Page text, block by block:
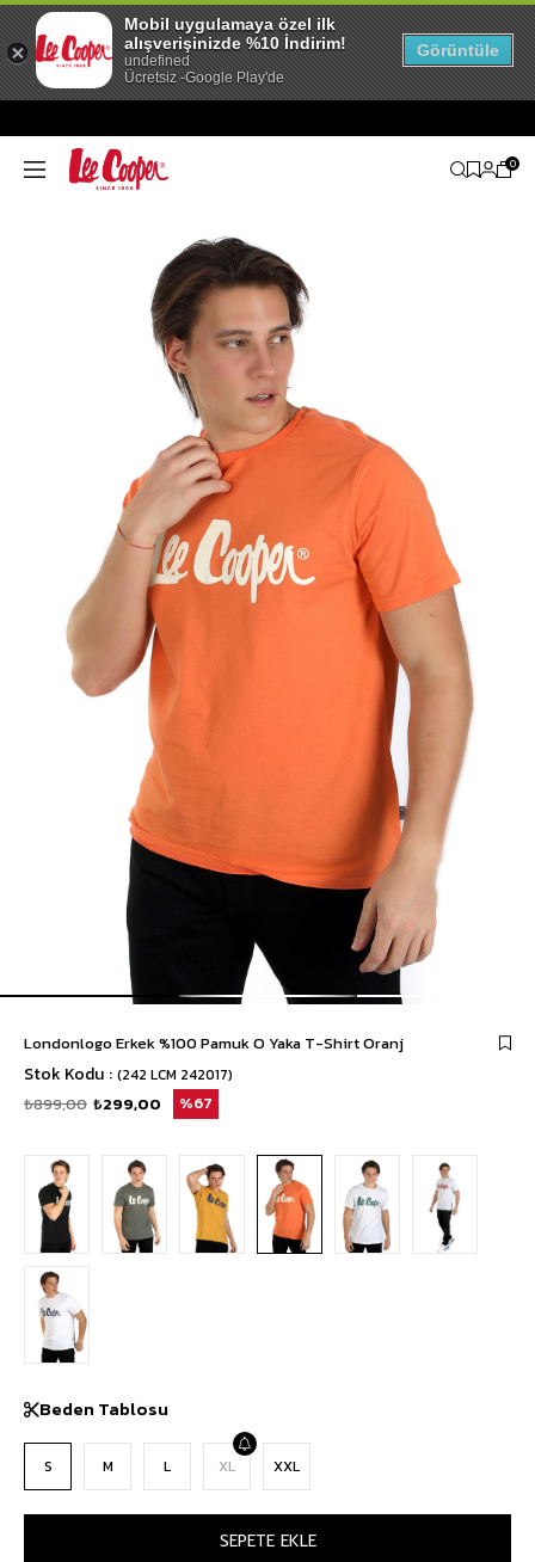
0
Londonlogo Erkek %100 Pamuk O Yaka T-Shirt Oranj
Stok Kodu (242 LCM 242017)
₺899,00 ₺299,00 67
Beden Tablosu
S M L XL XXL
Mobil uygulamaya özel ilk
alışverişinizde %10 İndirim!
undefined
Ücretsiz -Google Play'de
Görüntüle